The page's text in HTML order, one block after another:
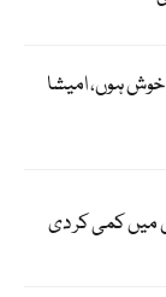
خوش ہوں، امیشا
میں کمی کر دی